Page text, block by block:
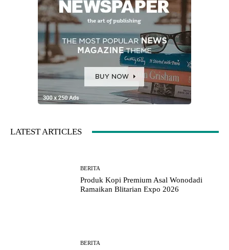
LATEST ARTICLES
BERITA
Produk Kopi Premium Asal Wonodadi
Ramaikan Blitarian Expo 2026
BERITA